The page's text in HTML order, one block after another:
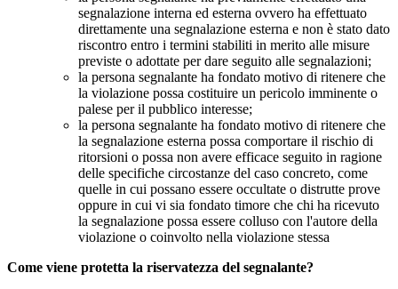
segnalazione interna ed esterna ovvero ha effettuato
direttamente una segnalazione esterna e non è stato dato
riscontro entro i termini stabiliti in merito alle misure
previste o adottate per dare seguito alle segnalazioni;
la persona segnalante ha fondato motivo di ritenere che
la violazione possa costituire un pericolo imminente o
palese per il pubblico interesse;
la persona segnalante ha fondato motivo di ritenere che
la segnalazione esterna possa comportare il rischio di
ritorsioni o possa non avere efficace seguito in ragione
delle specifiche circostanze del caso concreto, come
quelle in cui possano essere occultate o distrutte prove
oppure in cui vi sia fondato timore che chi ha ricevuto
la segnalazione possa essere colluso con l'autore della
violazione o coinvolto nella violazione stessa
Come viene protetta la riservatezza del segnalante?